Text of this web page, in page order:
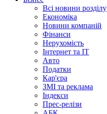
Всі новини розділу
Економіка
Новини компаній
Фінанси
Нерухомість
Інтернет та IT
Авто
Податки
Кар'єра
ЗМІ та реклама
Індекси
Прес-релізи